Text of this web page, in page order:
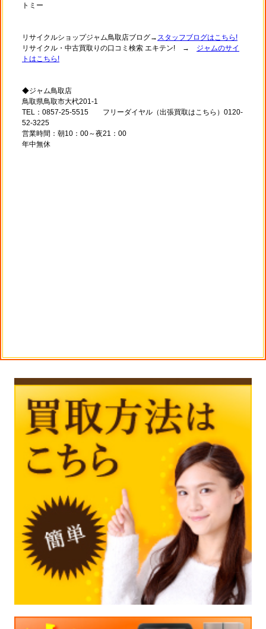
トミー
リサイクルショップジャム鳥取店ブログ→ スタッフブログはこちら!
リサイクル・中古買取りの口コミ検索 エキテン! → ジャムのサイ
トはこちら!
◆ジャム鳥取店
鳥取県鳥取市大杙201-1
TEL：0857-25-5515 フリーダイヤル（出張買取はこちら）0120-
52-3225
営業時間：朝10：00～夜21：00
年中無休